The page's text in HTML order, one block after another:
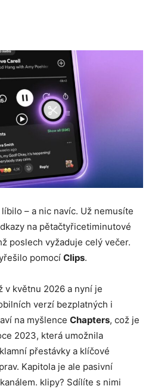
– a nic navíc. Už nemusíte
na pětačtyřicetiminutové
poslech vyžaduje celý večer.
pomocí Clips.
v květnu 2026 a nyní je
verzí bezplatných i
na myšlence Chapters, což je
2023, která umožnila
přestávky a klíčové
Kapitola je ale pasivní
klipy? Sdílíte s nimi